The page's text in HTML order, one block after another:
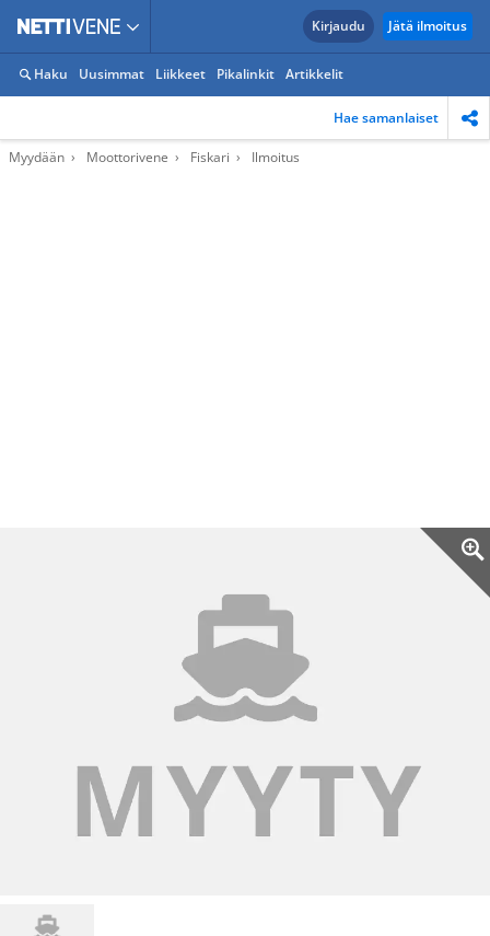
Kirjaudu Jätä ilmoitus
Haku Uusimmat Liikkeet Pikalinkit Artikkelit
Hae samanlaiset
Myydään Moottorivene Fiskari Ilmoitus